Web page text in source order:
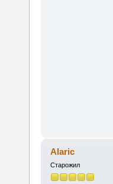
Alaric
Старожил